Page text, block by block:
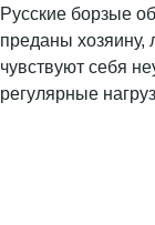
Русские борзые
преданы хозяину,
чувствуют себя
регулярные